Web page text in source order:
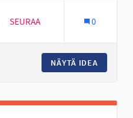
1 SEURAAJA
SEURAA 0
NÄYTÄ IDEA